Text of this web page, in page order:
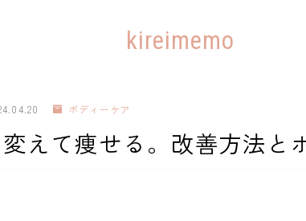
kireimemo
ボディーケア
えて痩せる。改善方法と